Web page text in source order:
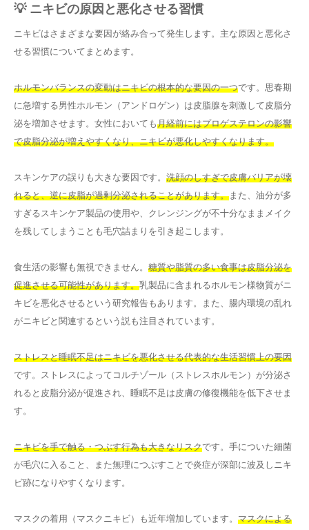
💡 ニキビの原因と悪化させる習慣
ニキビはさまざまな要因が絡み合って発生します。主な原因と悪化さ
せる習慣についてまとめます。
ホルモンバランスの変動はニキビの根本的な要因の一つです。思春期
に急増する男性ホルモン（アンドロゲン）は皮脂腺を刺激して皮脂分
泌を増加させます。女性においても月経前にはプロゲステロンの影響
で皮脂分泌が増えやすくなり、ニキビが悪化しやすくなります。
スキンケアの誤りも大きな要因です。 洗顔のしすぎで皮膚バリアが壊
れると、逆に皮脂が過剰分泌されることがあります。 また、油分が多
すぎるスキンケア製品の使用や、クレンジングが不十分なままメイク
を残してしまうことも毛穴詰まりを引き起こします。
食生活の影響も無視できません。 糖質や脂質の多い食事は皮脂分泌を
促進させる可能性があります。乳製品に含まれるホルモン様物質がニ
キビを悪化させるという研究報告もあります。また、腸内環境の乱れ
がニキビと関連するという説も注目されています。
ストレスと睡眠不足はニキビを悪化させる代表的な生活習慣上の要因
です。ストレスによってコルチゾール（ストレスホルモン）が分泌さ
れると皮脂分泌が促進され、睡眠不足は皮膚の修復機能を低下させま
す。
ニキビを手で触る・つぶす行為も大きなリスクです。手についた細菌
が毛穴に入ること、また無理につぶすことで炎症が深部に波及しニキ
ビ跡になりやすくなります。
マスクの着用（マスクニキビ）も近年増加しています。 マスクによる